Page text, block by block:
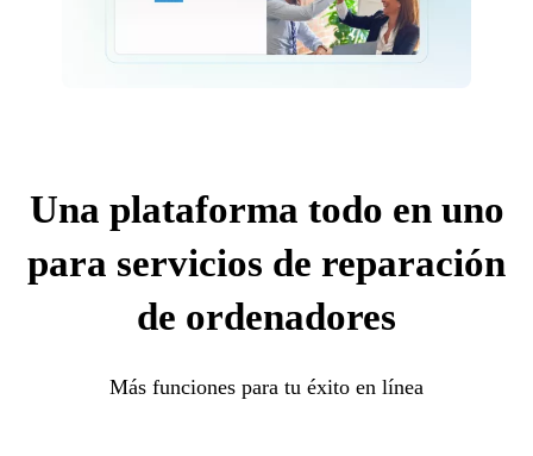
Una plataforma todo en uno
para servicios de reparación
de ordenadores
Más funciones para tu éxito en línea